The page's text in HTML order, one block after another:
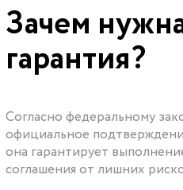
Зачем
гарантия?
Согласно федеральному
официальное
она гарантирует
соглашения от лишних